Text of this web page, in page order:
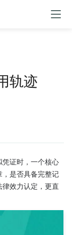
轨迹
证时，一个核心
是否具备完整记
效力认定，更直